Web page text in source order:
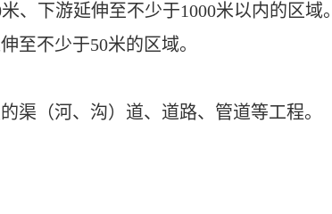
米、下游延伸至不少于1000米以内的区域。
至不少于50米的区域。
渠 （河 、 沟）道、道路、管道等工程。